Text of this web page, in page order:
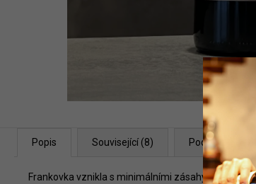
Popis Související (8) Podobné (8)
Frankovka vznikla s minimálními zásahy ve